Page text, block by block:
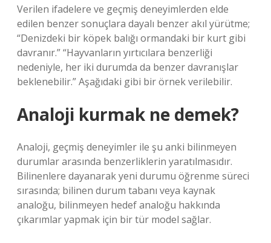
Verilen ifadelere ve geçmiş deneyimlerden elde
edilen benzer sonuçlara dayalı benzer akıl yürütme;
“Denizdeki bir köpek balığı ormandaki bir kurt gibi
davranır.” “Hayvanların yırtıcılara benzerliği
nedeniyle, her iki durumda da benzer davranışlar
beklenebilir.” Aşağıdaki gibi bir örnek verilebilir.
Analoji kurmak ne demek?
Analoji, geçmiş deneyimler ile şu anki bilinmeyen
durumlar arasında benzerliklerin yaratılmasıdır.
Bilinenlere dayanarak yeni durumu öğrenme süreci
sırasında; bilinen durum tabanı veya kaynak
analoğu, bilinmeyen hedef analoğu hakkında
çıkarımlar yapmak için bir tür model sağlar.